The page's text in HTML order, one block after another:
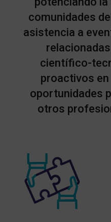
comunidades
asistencia a
científico-
proactivos en
oportunidades
otros